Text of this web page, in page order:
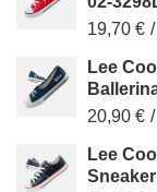
19,70 € /
Lee
20,90 € /
Lee